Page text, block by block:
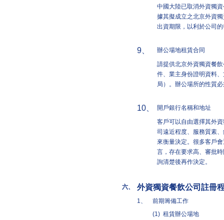
中國大陸已取消外資獨
據其擬成立之北京外資
出資期限，以利於公司
9、
辦公場地租賃合同
請提供北京外資獨資餐
件、業主身份證明資料
局）。辦公場所的性質
10、
開戶銀行名稱和地址
客戶可以自由選擇其外
司遠近程度、服務質素
來衡量決定。很多客戶
言，存在要求高、審批
詢清楚後再作決定。
六、 外資獨資餐飲公司註冊
1、
前期籌備工作
(1) 租賃辦公場地